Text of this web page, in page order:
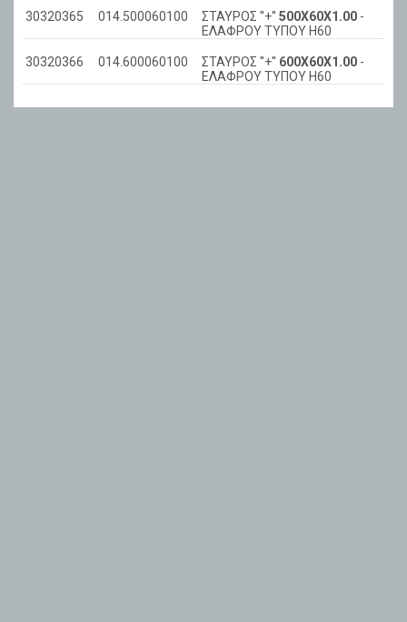
30320365 014.500060100 ΣΤΑΥΡΟΣ ''+'' 500Χ60Χ1.00 -
ΕΛΑΦΡΟΥ ΤΥΠΟΥ H60
30320366 014.600060100 ΣΤΑΥΡΟΣ ''+'' 600Χ60Χ1.00 -
ΕΛΑΦΡΟΥ ΤΥΠΟΥ H60